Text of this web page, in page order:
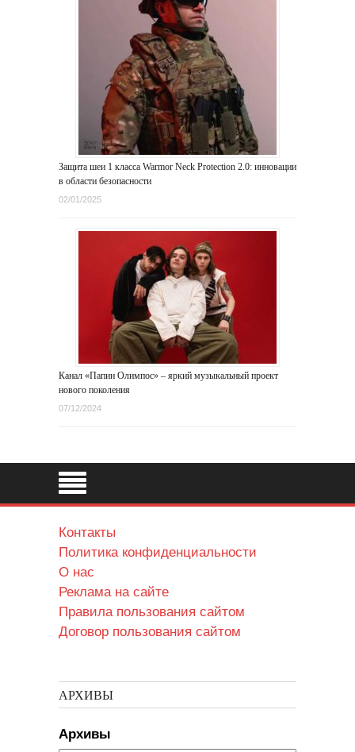
Защита шеи 1 класса Warmor Neck Protection 2.0: инновации
в области безопасности
02/01/2025
Канал «Папин Олимпос» – яркий музыкальный проект
нового поколения
07/12/2024
Контакты
Политика конфиденциальности
О нас
Реклама на сайте
Правила пользования сайтом
Договор пользования сайтом
АРХИВЫ
Архивы